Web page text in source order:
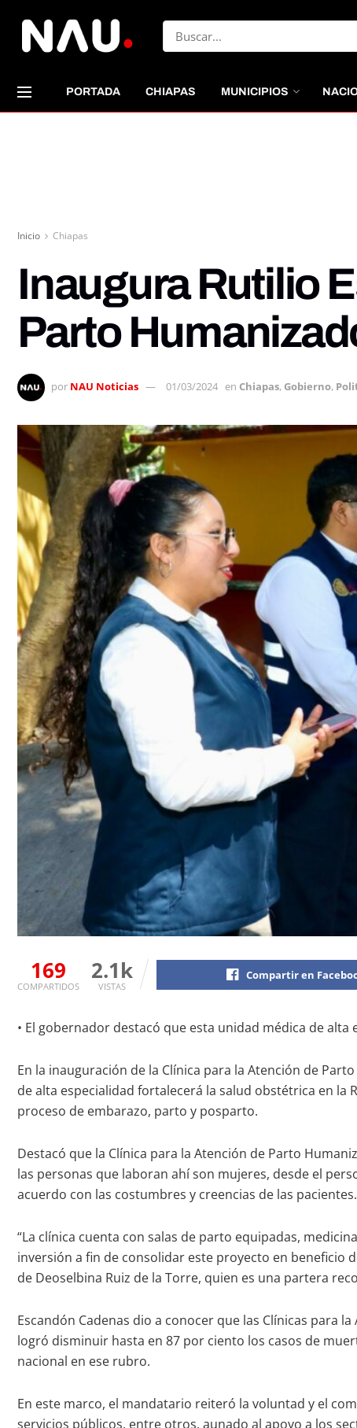
PORTADA CHIAPAS MUNICIPIOS
Inicio Chiapas
Inaugura Rutilio
Parto
por NAU Noticias 01/03/2024 en Chiapas, Gobierno,
169
COMPARTIDOS
2.1k
VISTAS
Compartir en
• El gobernador destacó que esta unidad médica de
En la inauguración de la Clínica para la Atención de
de alta especialidad fortalecerá la salud obstétrica en la
proceso de embarazo, parto y posparto.
Destacó que la Clínica para la Atención de Parto
las personas que laboran ahí son mujeres, desde el
acuerdo con las costumbres y creencias de las pacientes.
“La clínica cuenta con salas de parto equipadas,
inversión a fin de consolidar este proyecto en beneficio
de Deoselbina Ruiz de la Torre, quien es una partera
Escandón Cadenas dio a conocer que las Clínicas para
logró disminuir hasta en 87 por ciento los casos de
nacional en ese rubro.
En este marco, el mandatario reiteró la voluntad y el
servicios públicos, entre otros, aunado al apoyo a los